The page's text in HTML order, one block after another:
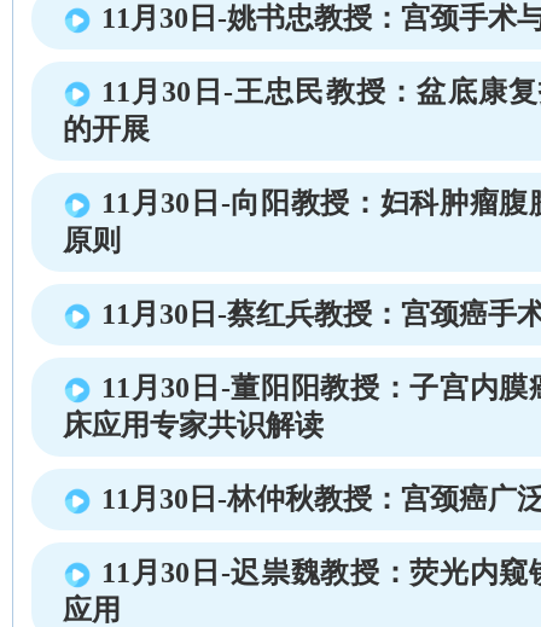
11月30日-姚书忠教授：宫颈手术
11月30日-王忠民教授：盆底康
的开展
11月30日-向阳教授：妇科肿瘤
原则
11月30日-蔡红兵教授：宫颈癌手
11月30日-董阳阳教授：子宫内
床应用专家共识解读
11月30日-林仲秋教授：宫颈癌广
11月30日-迟祟魏教授：荧光内
应用